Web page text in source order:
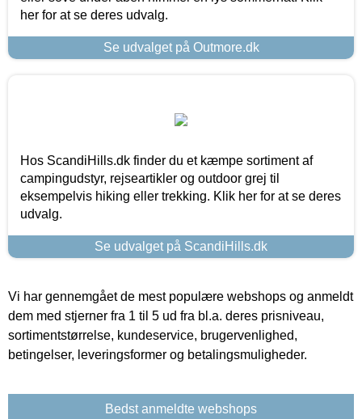
her for at se deres udvalg.
Se udvalget på Outmore.dk
Hos ScandiHills.dk finder du et kæmpe sortiment af
campingudstyr, rejseartikler og outdoor grej til
eksempelvis hiking eller trekking. Klik her for at se deres
udvalg.
Se udvalget på ScandiHills.dk
Vi har gennemgået de mest populære webshops og anmeldt
dem med stjerner fra 1 til 5 ud fra bl.a. deres prisniveau,
sortimentstørrelse, kundeservice, brugervenlighed,
betingelser, leveringsformer og betalingsmuligheder.
Bedst anmeldte webshops